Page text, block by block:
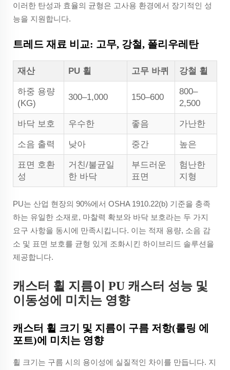
이러한 탄성과 효율의 균형은 고사용 환경에서 장기적인 성
능을 지원합니다.
트레드 재료 비교: 고무, 강철, 폴리우레탄
재산 PU 휠 고무 바퀴 강철 휠
하중 용량
(KG)
300–1,000 150–600
800–
2,500
바닥 보호 우수한 좋음 가난한
소음 출력 낮아 중간 높은
표면 호환
성
거친/불균일
한 바닥
부드러운
표면
험난한
지형
PU는 산업 현장의 90%에서 OSHA 1910.22(b) 기준을 충족
하는 유일한 소재로, 마찰력 확보와 바닥 보호라는 두 가지
요구 사항을 동시에 만족시킵니다. 이는 적재 용량, 소음 감
소 및 표면 보호를 균형 있게 조화시킨 하이브리드 솔루션을
제공합니다.
캐스터 휠 지름이 PU 캐스터 성능 및
이동성에 미치는 영향
캐스터 휠 크기 및 지름이 구름 저항(롤링 에
포트)에 미치는 영향
휠 크기는 구름 시의 용이성에 실질적인 차이를 만듭니다. 지